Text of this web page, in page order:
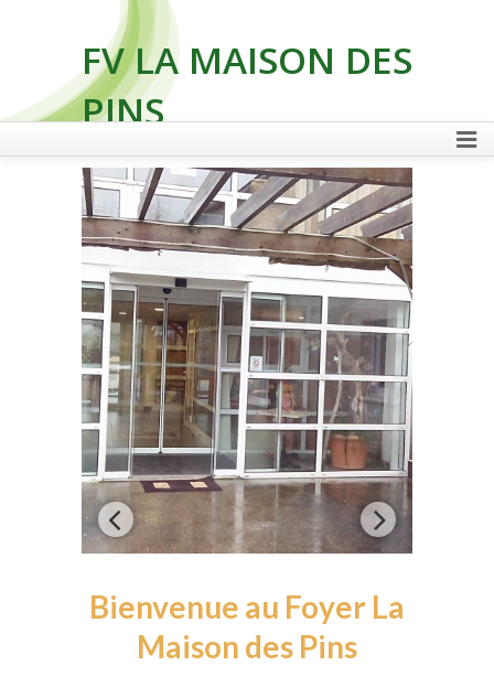
FV LA MAISON DES
PINS
FAIRE UN DON
Bienvenue au Foyer La
Maison des Pins